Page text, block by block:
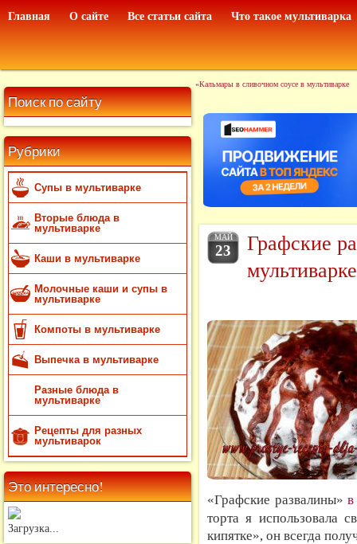
Главная О сайте Все статьи сайта Что такое мультиварка
Поиск по сайту
Рубрики
Супы в мультиварке
Вторые блюда в
мультиварке
Каши в мультиварке
Молочные каши и супы в
мультиварке
Компоты в мультиварке
Выпечка в мультиварке
Разные блюда в
мультиварке
Рецепты для разных
мультиварок
Это интересно!
Загрузка...
«Кальмары в сливочном соусе в мультиварке
МАЙ
23
Графские
мультиварке
«Графские развалины»в
торта я использовала
кипятке», он всегда